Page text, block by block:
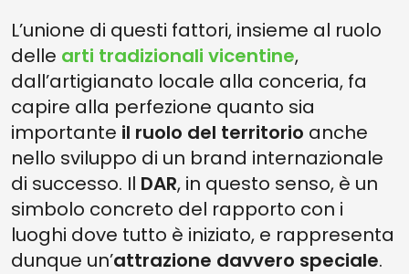
L’unione di questi fattori, insieme al ruolo
delle arti tradizionali vicentine,
dall’artigianato locale alla conceria, fa
capire alla perfezione quanto sia
importante il ruolo del territorio anche
nello sviluppo di un brand internazionale
di successo. Il DAR, in questo senso, è un
simbolo concreto del rapporto con i
luoghi dove tutto è iniziato, e rappresenta
dunque un’attrazione davvero speciale.